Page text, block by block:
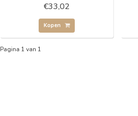
€33,02
Kopen
Pagina 1 van 1